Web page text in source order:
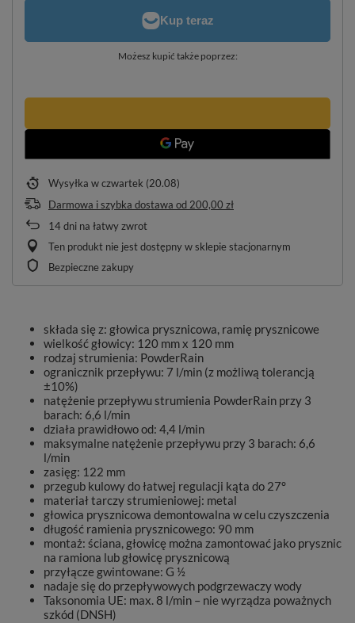
Możesz kupić także poprzez:
Wysyłka w czwartek (20.08)
Darmowa i szybka dostawa od200,00 zł
14dni na łatwy zwrot
Ten produkt nie jest dostępny w sklepie stacjonarnym
Bezpieczne zakupy
składa się z: głowica prysznicowa, ramię prysznicowe
wielkość głowicy: 120 mm x 120 mm
rodzaj strumienia: PowderRain
ogranicznik przepływu: 7 l/min (z możliwą tolerancją
±10%)
natężenie przepływu strumienia PowderRain przy 3
barach: 6,6 l/min
działa prawidłowo od: 4,4 l/min
maksymalne natężenie przepływu przy 3 barach: 6,6
l/min
zasięg: 122 mm
przegub kulowy do łatwej regulacji kąta do 27°
materiał tarczy strumieniowej: metal
głowica prysznicowa demontowalna w celu czyszczenia
długość ramienia prysznicowego: 90 mm
montaż: ściana, głowicę można zamontować jako prysznic
na ramiona lub głowicę prysznicową
przyłącze gwintowane: G ½
nadaje się do przepływowych podgrzewaczy wody
Taksonomia UE: max. 8 l/min – nie wyrządza poważnych
szkód (DNSH)